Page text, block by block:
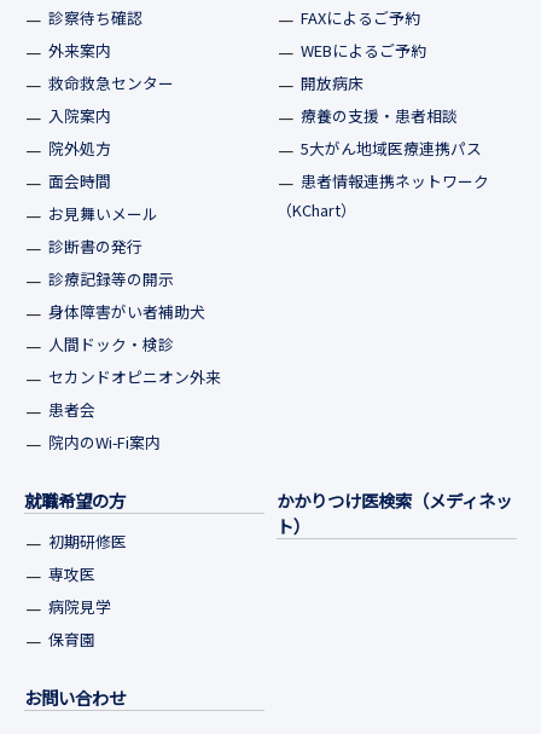
診察待ち確認
外来案内
救命救急センター
入院案内
院外処方
面会時間
お見舞いメール
診断書の発行
診療記録等の開示
身体障害がい者補助犬
人間ドック・検診
セカンドオピニオン外来
患者会
院内のWi-Fi案内
FAXによるご予約
WEBによるご予約
開放病床
療養の支援・患者相談
5大がん地域医療連携パス
患者情報連携ネットワーク
（KChart）
就職希望の方
初期研修医
専攻医
病院見学
保育園
かかりつけ医検索（メディネッ
ト）
お問い合わせ